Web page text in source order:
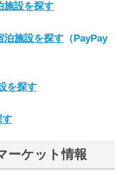
施設を探す
泊施設を探す （PayPay
を探す
す
ーケット情報